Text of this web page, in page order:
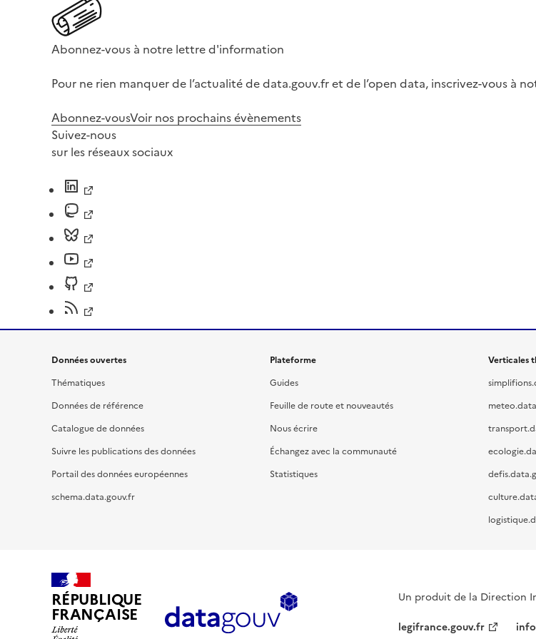
Abonnez-vous à notre lettre d'information
Pour ne rien manquer de l’actualité de data.gouv.fr et de l’open data, inscrivez-vous à
Abonnez-vousVoir nos prochains évènements
Suivez-nous
sur les réseaux sociaux
Données ouvertes
Thématiques
Données de référence
Catalogue de données
Suivre les publications des données
Portail des données européennes
schema.data.gouv.fr
Plateforme
Guides
Feuille de route et nouveautés
Nous écrire
Échangez avec la communauté
Statistiques
Verticales
RÉPUBLIQUE
FRANÇAISE
Un produit de la Direction
legifrance.gouv.fr